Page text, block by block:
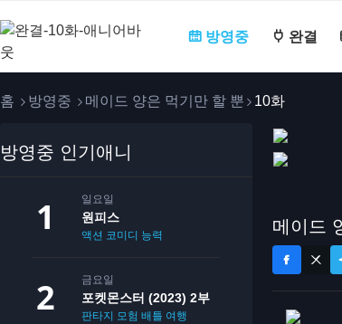
방영중 완결
홈 방영중 메이드 양은 먹기만 할 뿐 10화
방영중 인기애니
일요일
원피스
액션 코미디 능력
금요일
포켓몬스터 (2023) 2부
판타지 모험 배틀 여행
메이드